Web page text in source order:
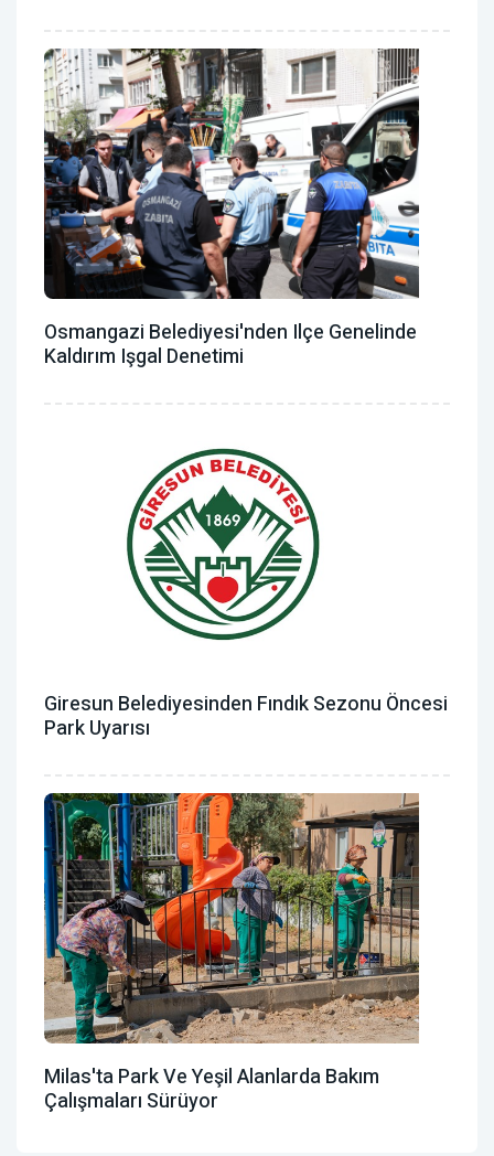
Osmangazi Belediyesi'nden Ilçe Genelinde
Kaldırım Işgal Denetimi
Giresun Belediyesinden Fındık Sezonu Öncesi
Park Uyarısı
Milas'ta Park Ve Yeşil Alanlarda Bakım
Çalışmaları Sürüyor